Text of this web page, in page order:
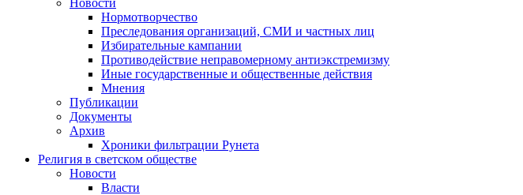
Новости
Нормотворчество
Преследования организаций, СМИ и частных лиц
Избирательные кампании
Противодействие неправомерному антиэкстремизму
Иные государственные и общественные действия
Мнения
Публикации
Документы
Архив
Хроники фильтрации Рунета
Религия в светском обществе
Новости
Власти